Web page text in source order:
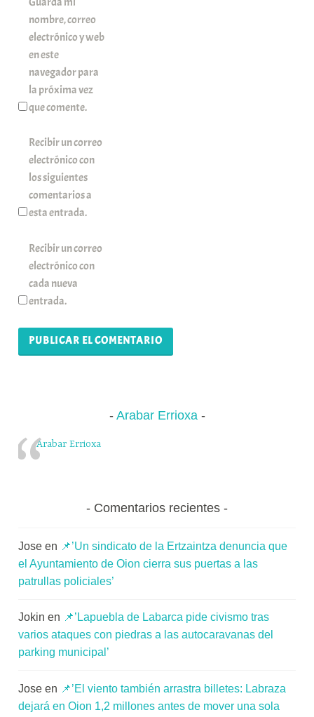
nombre, correo
electrónico y web
en este
navegador para
la próxima vez
que comente.
Recibir un correo
electrónico con
los siguientes
comentarios a
esta entrada.
Recibir un correo
electrónico con
cada nueva
entrada.
Arabar Errioxa
Arabar Errioxa
Comentarios recientes
Jose en 📌’Un sindicato de la Ertzaintza denuncia que
el Ayuntamiento de Oion cierra sus puertas a las
patrullas policiales’
Jokin en 📌’Lapuebla de Labarca pide civismo tras
varios ataques con piedras a las autocaravanas del
parking municipal’
Jose en 📌’El viento también arrastra billetes: Labraza
dejará en Oion 1,2 millones antes de mover una sola